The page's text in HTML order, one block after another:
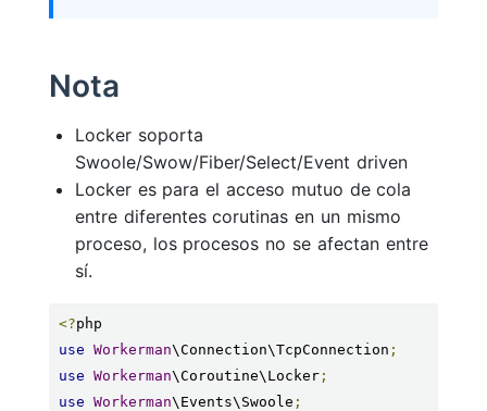
Nota
Locker soporta
Swoole/Swow/Fiber/Select/Event driven
Locker es para el acceso mutuo de cola
entre diferentes corutinas en un mismo
proceso, los procesos no se afectan entre
sí.
<?
use Workerman\Connection\TcpConnection ;
use Workerman\Coroutine\Locker;
use Workerman\Events\Swoole ;